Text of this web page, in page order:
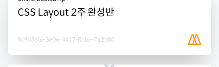
CSS Layout 2주 완성반
9c9b36f6-3e06-4417-8bbe-712b80